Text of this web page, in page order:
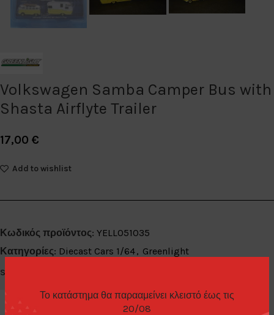
Το κατάστημα θα παρααμείνει κλειστό έως τις
20/08
Volkswagen Samba Camper Bus with
Shasta Airflyte Trailer
17,00 €
Add to wishlist
Κωδικός προϊόντος: YELLO51035
Κατηγορίες: Diecast Cars 1/64, Greenlight
Share: